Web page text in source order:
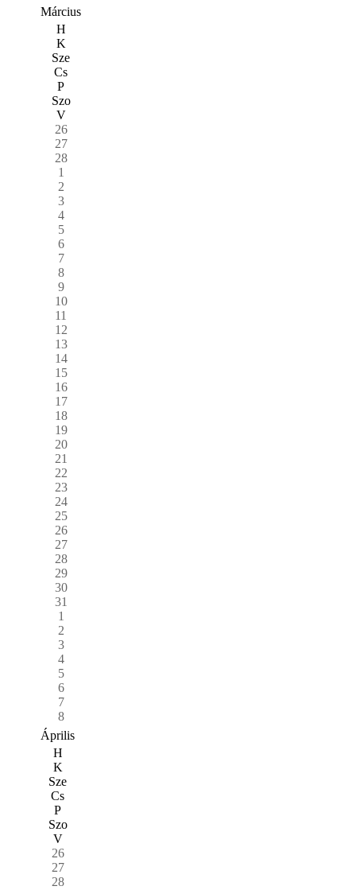
Március
H
K
Sze
Cs
P
Szo
V
26
27
28
1
2
3
4
5
6
7
8
9
10
11
12
13
14
15
16
17
18
19
20
21
22
23
24
25
26
27
28
29
30
31
1
2
3
4
5
6
7
8
Április
H
K
Sze
Cs
P
Szo
V
26
27
28